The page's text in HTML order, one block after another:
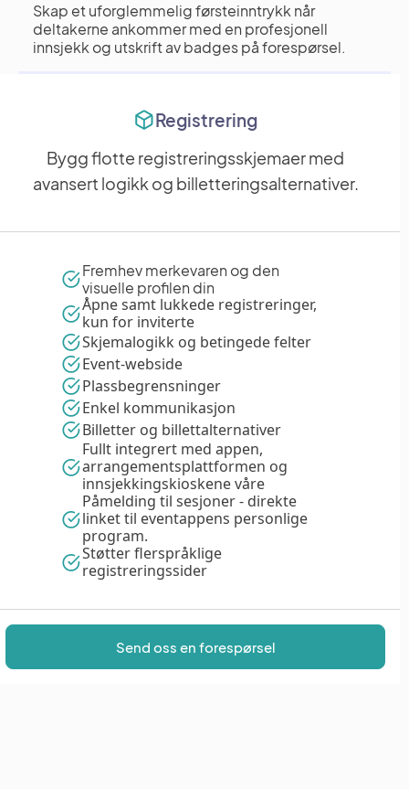
Skap et uforglemmelig førsteinntrykk når
deltakerne ankommer med en profesjonell
innsjekk og utskrift av badges på forespørsel.
Registrering
Bygg flotte registreringsskjemaer med
avansert logikk og billetteringsalternativer.
Fremhev merkevaren og den
visuelle profilen din
Åpne samt lukkede registreringer,
kun for inviterte
Skjemalogikk og betingede felter
Event-webside
Plassbegrensninger
Enkel kommunikasjon
Billetter og billettalternativer
Fullt integrert med appen,
arrangementsplattformen og
innsjekkingskioskene våre
Påmelding til sesjoner - direkte
linket til eventappens personlige
program.
Støtter flerspråklige
registreringssider
Send oss en forespørsel